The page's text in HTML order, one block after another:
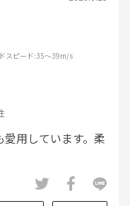
スピード:35～39m/s
用しています。柔